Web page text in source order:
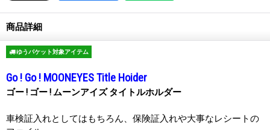
商品詳細
ゆうパケット対象アイテム
Go ! Go ! MOONEYES Title Hoider
ゴー ! ゴー ! ムーンアイズ タイトルホルダー
車検証入れとしてはもちろん、保険証入れや大事なレシートの